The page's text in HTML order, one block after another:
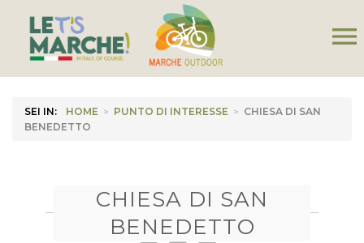
menu
SEI IN: HOME > PUNTO DI INTERESSE > CHIESA DI SAN
BENEDETTO
CHIESA DI SAN
BENEDETTO